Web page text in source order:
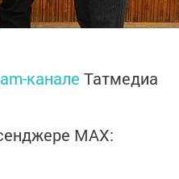
канале Татмедиа
MАХ: